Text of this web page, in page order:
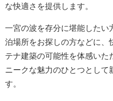
な快適さを提供します。
一宮の波を存分に堪能したい
泊場所をお探しの方などに、
テナ建築の可能性を体感い
ニークな魅力のひとつとして
す。